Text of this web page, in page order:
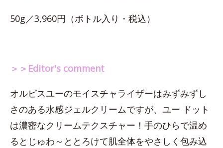
50g／3,960円（ボトル入り・税込）
＞＞Editor's comment
オルビスユーのモイスチャライザーはみずみずし
さのある水感ジェルクリームですが、ユー ドット
は濃密なクリームテクスチャー！手のひらで温め
るとじゅわ～ととろけて肌全体をやさしく包み込